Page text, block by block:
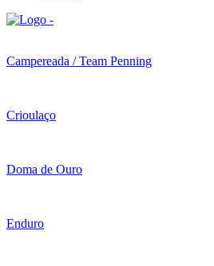
Campereada / Team Penning
Crioulaço
Doma de Ouro
Enduro